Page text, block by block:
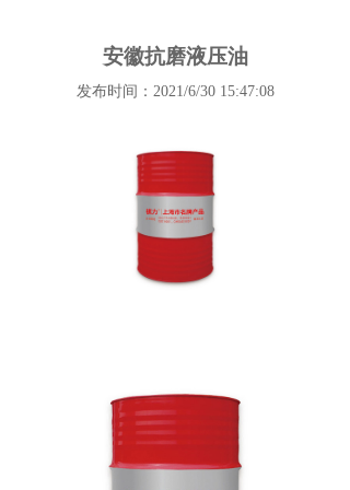
安徽抗磨液压油
发布时间：2021/6/30 15:47:08